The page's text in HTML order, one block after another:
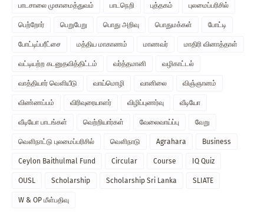
பாடசாலை முகாமைத்துவம் பாடநெறி புத்தகம் புலமைப்பரிசில்
பெற்றோர் பெறுபேறு பொது அறிவு பொதுமக்கள் போட்டி
போட்டிப்பரீட்சை மத்திய மாகாணம் மாணவர் மாதிரி வினாத்தாள்
வட்டியற்ற கடனுதவித்திட்டம் வர்த்தமானி வழிகாட்டல்
வாத்தியார் வௌியீடு வாய்மொழி வானிலை விஞ்ஞானம்
விண்ணப்பம் விரிவுரையாளர் விழிப்புணர்வு வீடியோ
வீடியோ பாடங்கள் வெற்றியார்கள் வேலைவாய்ப்பு வேறு
வௌிநாட்டு புலமைப்பரிசில் வௌிநாடு Agrahara Business
Ceylon Baithulmal Fund Circular Course IQ Quiz
OUSL Scholarship Scholarship Sri Lanka SLIATE
W & OP மீள்பதிவு